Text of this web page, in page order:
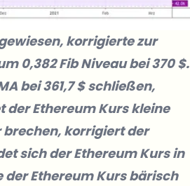
korrigierte zur
0,382 Fib Niveau bei 370 $.
bei 361,7 $ schließen,
der Ethereum Kurs kleine
brechen, korrigiert der
sich der Ethereum Kurs in
Ethereum Kurs bärisch